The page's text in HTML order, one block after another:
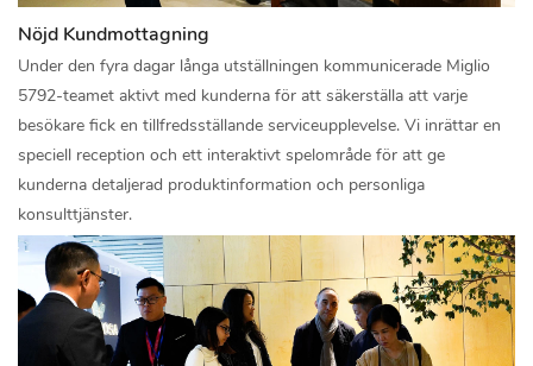
Nöjd Kundmottagning
Under den fyra dagar långa utställningen kommunicerade Miglio
5792-teamet aktivt med kunderna för att säkerställa att varje
besökare fick en tillfredsställande serviceupplevelse. Vi inrättar en
speciell reception och ett interaktivt spelområde för att ge
kunderna detaljerad produktinformation och personliga
konsulttjänster.